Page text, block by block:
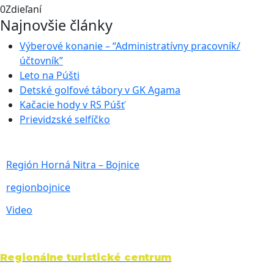
0Zdieľaní
Najnovšie články
Výberové konanie – “Administratívny pracovník/
účtovník”
Leto na Púšti
Detské golfové tábory v GK Agama
Kačacie hody v RS Púšť
Prievidzské selfíčko
Región Horná Nitra – Bojnice
regionbojnice
Video
Regionálne turistické centrum